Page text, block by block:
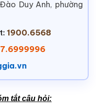
Duy Anh, phường
1900.6568
tắt câu hỏi: